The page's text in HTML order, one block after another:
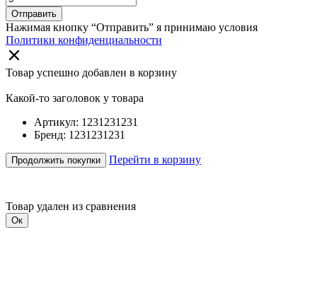
Отправить
Нажимая кнопку “Отправить” я принимаю условия
Политики конфиденциальности
Товар успешно добавлен в корзину
Какой-то заголовок у товара
Артикул: 1231231231
Бренд: 1231231231
Продолжить покупки Перейти в корзину
Товар удален из сравнения
Ок